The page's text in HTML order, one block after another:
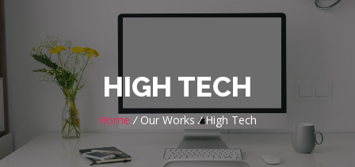
HIGH TECH
Home /Our Works/ High Tech